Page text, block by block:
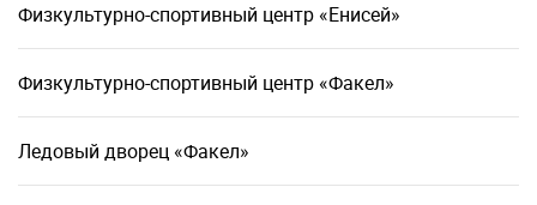
Физкультурно-спортивный центр «Енисей»
Физкультурно-спортивный центр «Факел»
Ледовый дворец «Факел»